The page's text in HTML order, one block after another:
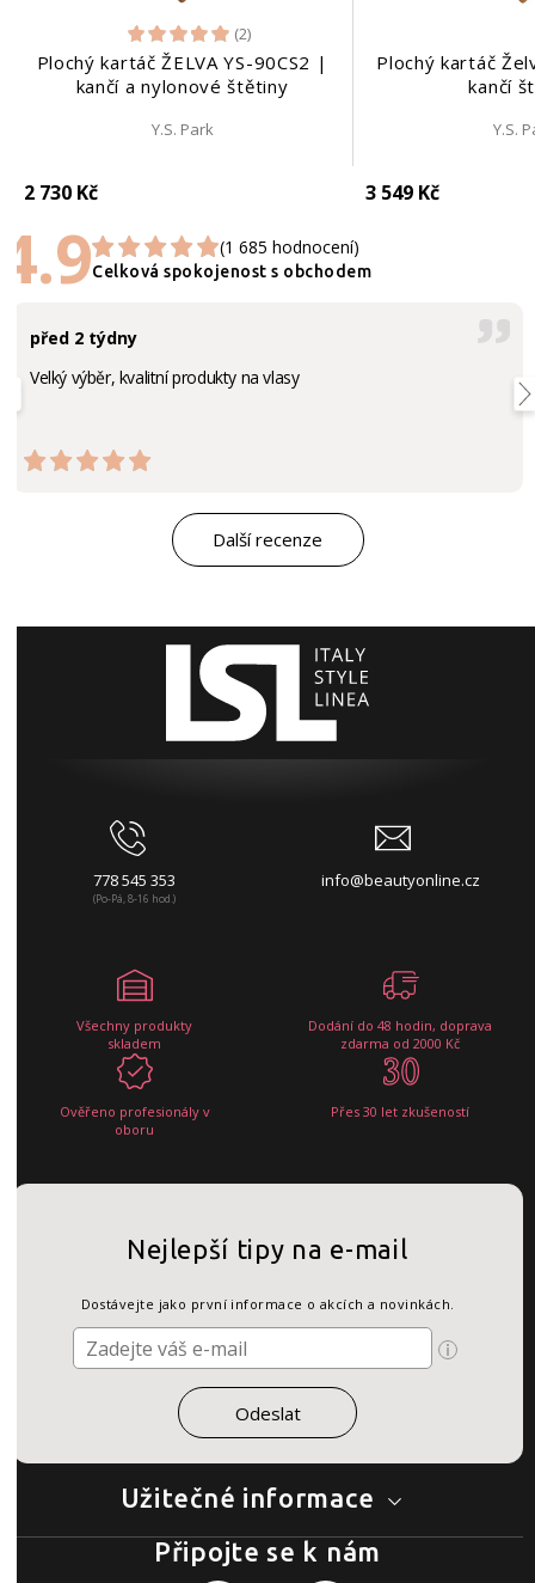
(2)
Plochý kartáč ŽELVA YS-90CS2 |
kančí a nylonové štětiny
Y.S. Park
2 730 Kč
Plochý kartáč
kančí
Y.S.
3 549 Kč
4.9 (1 685 hodnocení)
Celková spokojenost s obchodem
před 2 týdny
Velký výběr, kvalitní produkty na vlasy
Další recenze
778 545 353
(Po-Pá, 8-16 hod.)
info@beautyonline.cz
Všechny produkty
skladem
Dodání do 48 hodin, doprava
zdarma od 2000 Kč
Ověřeno profesionály v
oboru
Přes 30 let zkušeností
Užitečné informace
Nejlepší tipy na e-mail
Dostávejte jako první informace o akcích a novinkách.
Připojte se k nám